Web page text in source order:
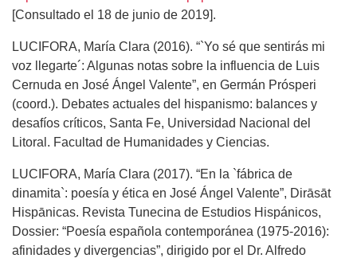
[Consultado el 18 de junio de 2019].
LUCIFORA, María Clara (2016). “`Yo sé que sentirás mi
voz llegarte´: Algunas notas sobre la influencia de Luis
Cernuda en José Ángel Valente”, en Germán Prósperi
(coord.). Debates actuales del hispanismo: balances y
desafíos críticos, Santa Fe, Universidad Nacional del
Litoral. Facultad de Humanidades y Ciencias.
LUCIFORA, María Clara (2017). “En la `fábrica de
dinamita`: poesía y ética en José Ángel Valente”, Dirāsāt
Hispānicas. Revista Tunecina de Estudios Hispánicos,
Dossier: “Poesía española contemporánea (1975-2016):
afinidades y divergencias”, dirigido por el Dr. Alfredo